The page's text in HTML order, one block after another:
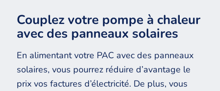
Couplez votre pompe à chaleur
avec des panneaux solaires
En alimentant votre PAC avec des panneaux
solaires, vous pourrez réduire d’avantage le
prix vos factures d’électricité. De plus, vous